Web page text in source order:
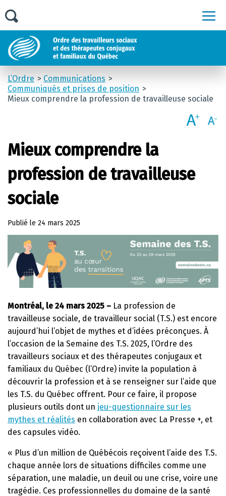
L’Ordre
Communications
Communiqués et prises de position
Mieux comprendre la profession de travailleuse sociale
Mieux comprendre la
profession de travailleuse
sociale
Publié le 24 mars 2025
Montréal, le 24 mars 2025 – La profession de
travailleuse sociale, de travailleur social (T.S.) est encore
aujourd’hui l’objet de mythes et d’idées préconçues. À
l’occasion de la Semaine des T.S. 2025, l’Ordre des
travailleurs sociaux et des thérapeutes conjugaux et
familiaux du Québec (l’Ordre) invite la population à
découvrir la profession et à se renseigner sur l’aide que
les T.S. du Québec offrent. Pour ce faire, il propose
plusieurs outils dont un jeu-questionnaire sur les
mythes et réalités en collaboration avec La Presse +, et
des capsules vidéo.
« Plus d’un million de Québécois reçoivent l’aide des T.S.
chaque année lors de situations difficiles comme une
séparation, une maladie, un deuil ou une crise, voire une
tragédie. Ces professionnelles du domaine de la santé